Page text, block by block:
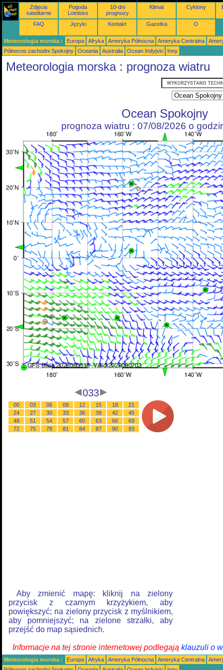
Zdjęcia
satelitarne
Pogoda
Lotnisko
10-dni
prognozy
Klimat Cyklony
FAQ Języki Kontakt Gazetka O
Meteorologia morska : Europa Afryka Ameryka Północna Ameryka Centralna
Północno zachodni Spokojny
Oceania Australia Ocean Indyjski Inny
Meteorologia morska : prognoza wiatru
Ocean Spokojny
prognoza wiatru : 07/08/2026 o
033
00 03 06 09 12 15 18
21
24
27 30 33 36 39 42
45
48
51 54 57 60 63 66
69
72
75 78 81 84 87 90 93
Aby zmienić mapę: kliknij na zielony
przycisk z czarnym krzyżykiem, aby
powiększyć; na zielony przycisk z myślnikiem,
aby pomniejszyć; na zielone strzałki, aby
przejść do map sąsiednich.
Informacje na tej stronie internetowej podlegają klauzuli o
Meteorologia morska : Europa Afryka Ameryka Północna Ameryka Centralna